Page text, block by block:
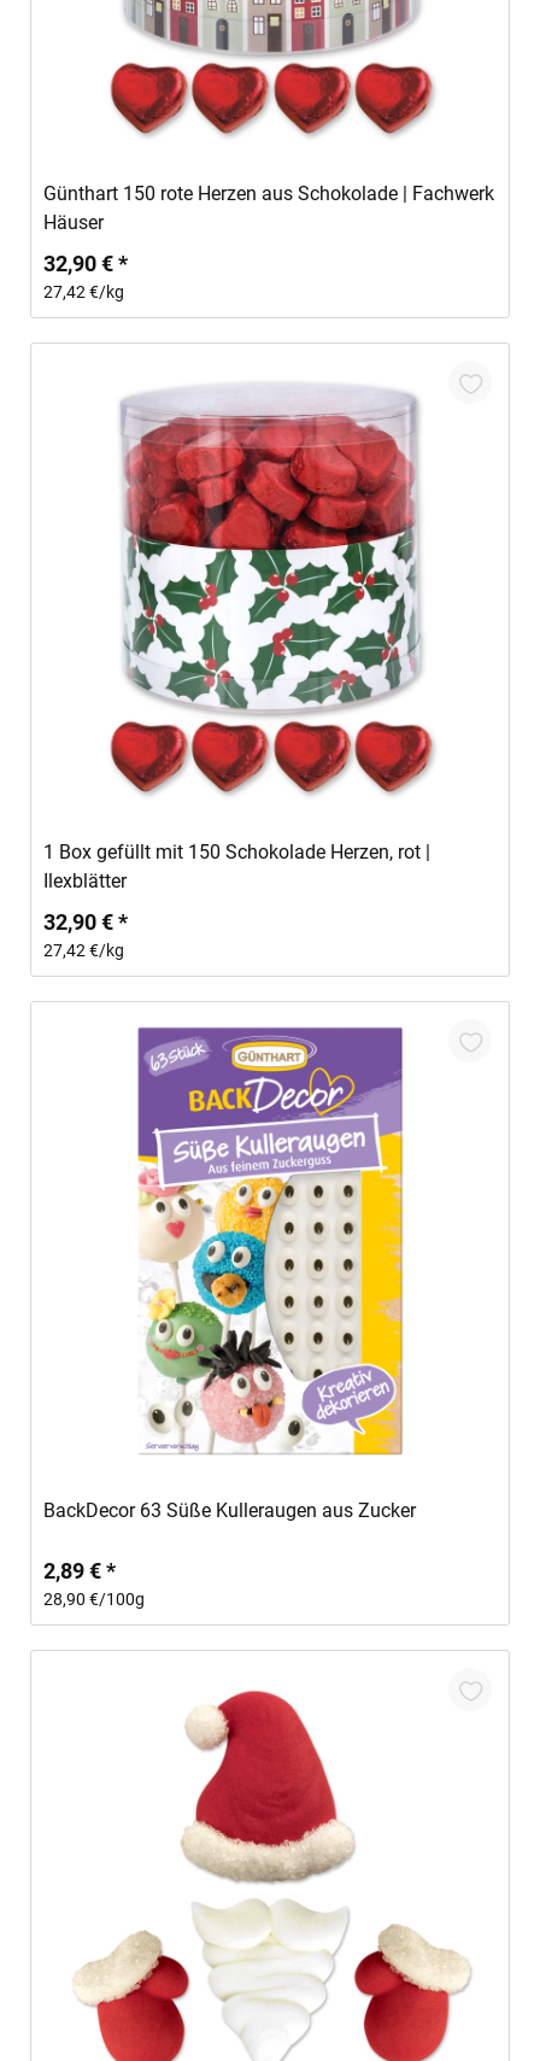
In den Warenkorb
Günthart 150 rote Herzen aus Schokolade | Fachwerk
Häuser
32,90 € *
27,42 €/kg
In den Warenkorb
1 Box gefüllt mit 150 Schokolade Herzen, rot |
Ilexblätter
32,90 € *
27,42 €/kg
In den Warenkorb
BackDecor 63 Süße Kulleraugen aus Zucker
2,89 € *
28,90 €/100g